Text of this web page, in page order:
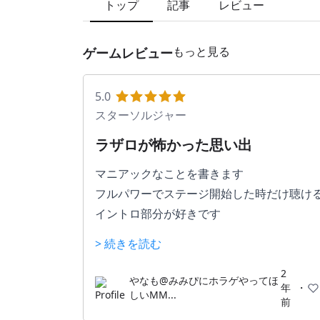
トップ 記事 レビュー
ゲームレビューもっと見る
5.0
スターソルジャー
ラザロが怖かった思い出
マニアックなことを書きます
フルパワーでステージ開始した時だけ聴け
イントロ部分が好きです
なー
> 続きを読む
やなも@みみぴにホラゲやってほ
しいMM...
2
年
前
・